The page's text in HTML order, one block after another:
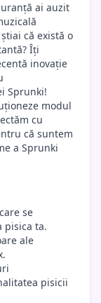
ai auzit
că există o
Îți
inovație
Sprunki!
modul
cu
că suntem
a Sprunki
se
pisica ta.
ale
pisicii